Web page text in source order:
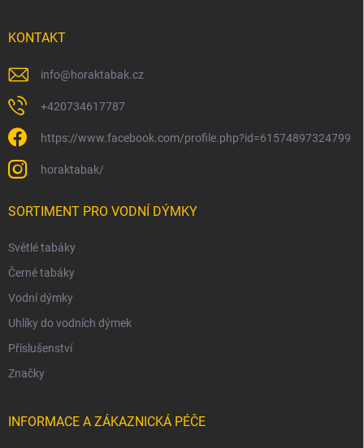
KONTAKT
info@horaktabak.cz
+420734617787
https://www.facebook.com/profile.php?id=61574897324799
horaktabak/
SORTIMENT PRO VODNÍ DÝMKY
Světlé tabáky
Černé tabáky
Vodní dýmky
Uhlíky do vodních dýmek
Příslušenství
Značky
INFORMACE A ZÁKAZNICKÁ PÉČE